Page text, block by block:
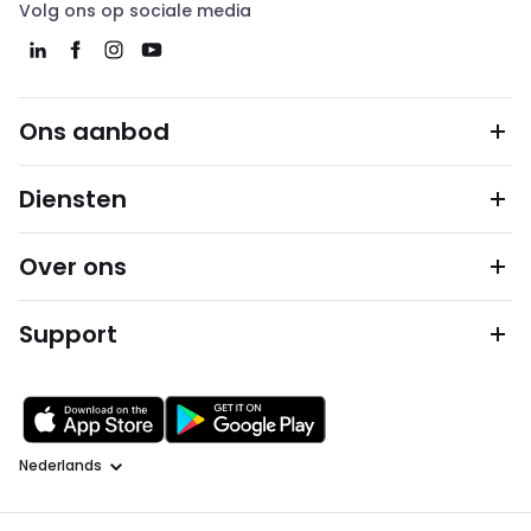
Volg ons op sociale media
Ons aanbod
Diensten
Over ons
Support
Taal